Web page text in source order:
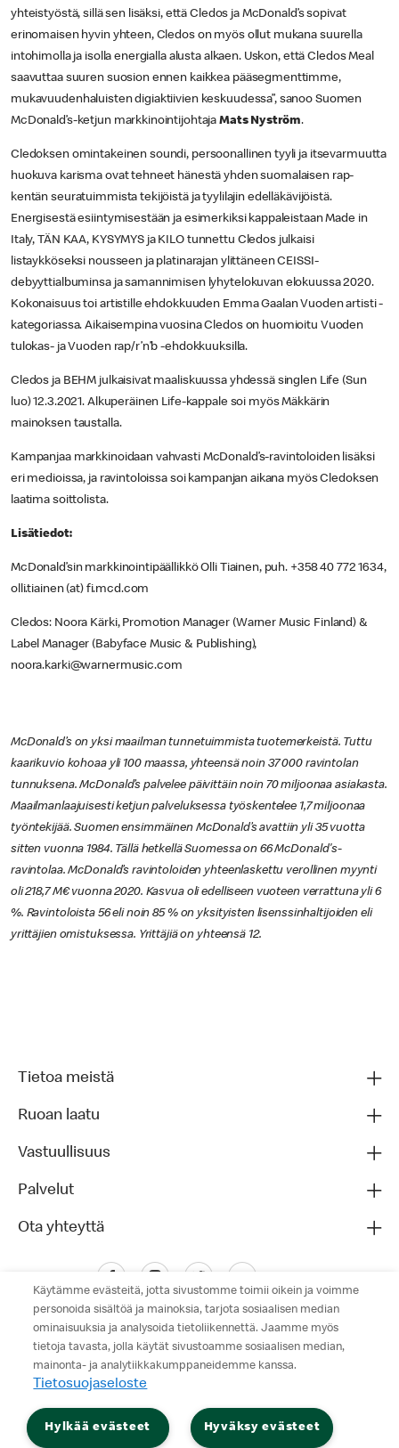
yhteistyöstä, sillä sen lisäksi, että Cledos ja McDonald’s sopivat
erinomaisen hyvin yhteen, Cledos on myös ollut mukana suurella
intohimolla ja isolla energialla alusta alkaen. Uskon, että Cledos Meal
saavuttaa suuren suosion ennen kaikkea pääsegmenttimme,
mukavuudenhaluisten digiaktiivien keskuudessa”, sanoo Suomen
McDonald’s-ketjun markkinointijohtajaMats Nyström.
Cledoksen omintakeinen soundi, persoonallinen tyyli ja itsevarmuutta
huokuva karisma ovat tehneet hänestä yhden suomalaisen rap-
kentän seuratuimmista tekijöistä ja tyylilajin edelläkävijöistä.
Energisestä esiintymisestään ja esimerkiksi kappaleistaan Made in
Italy, TÄN KAA, KYSYMYS ja KILO tunnettu Cledos julkaisi
listaykköseksi nousseen ja platinarajan ylittäneen CEISSI-
debyyttialbuminsa ja samannimisen lyhytelokuvan elokuussa 2020.
Kokonaisuus toi artistille ehdokkuuden Emma Gaalan Vuoden artisti -
kategoriassa. Aikaisempina vuosina Cledos on huomioitu Vuoden
tulokas- ja Vuoden rap/r’n’b -ehdokkuuksilla.
Cledos ja BEHM julkaisivat maaliskuussa yhdessä singlen Life (Sun
luo) 12.3.2021. Alkuperäinen Life-kappale soi myös Mäkkärin
mainoksen taustalla.
Kampanjaa markkinoidaan vahvasti McDonald’s-ravintoloiden lisäksi
eri medioissa, ja ravintoloissa soi kampanjan aikana myös Cledoksen
laatima soittolista.
Lisätiedot:
McDonald’sin markkinointipäällikkö Olli Tiainen, puh. +358 40 772 1634,
olli.tiainen (at) fi.mcd.com
Cledos: Noora Kärki, Promotion Manager (Warner Music Finland) &
Label Manager (Babyface Music & Publishing),
noora.karki@warnermusic.com
McDonald’s on yksi maailman tunnetuimmista tuotemerkeistä. Tuttu
kaarikuvio kohoaa yli 100 maassa, yhteensä noin 37 000 ravintolan
tunnuksena. McDonald’s palvelee päivittäin noin 70 miljoonaa asiakasta.
Maailmanlaajuisesti ketjun palveluksessa työskentelee 1,7 miljoonaa
työntekijää. Suomen ensimmäinen McDonald’s avattiin yli 35 vuotta
sitten vuonna 1984. Tällä hetkellä Suomessa on 66 McDonald's-
ravintolaa. McDonald’s ravintoloiden yhteenlaskettu verollinen myynti
oli 218,7 M€ vuonna 2020. Kasvua oli edelliseen vuoteen verrattuna yli 6
%. Ravintoloista 56 eli noin 85 % on yksityisten lisenssinhaltijoiden eli
yrittäjien omistuksessa. Yrittäjiä on yhteensä 12.
Tietoa meistä
Ruoan laatu
Vastuullisuus
Palvelut
Ota yhteyttä
Tietosuojaseloste
Käytämme evästeitä, jotta sivustomme toimii oikein ja voimme
personoida sisältöä ja mainoksia, tarjota sosiaalisen median
ominaisuuksia ja analysoida tietoliikennettä. Jaamme myös
tietoja tavasta, jolla käytät sivustoamme sosiaalisen median,
mainonta- ja analytiikkakumppaneidemme kanssa.
Tietosuojaseloste
Hyväksy evästeet
Hylkää evästeet